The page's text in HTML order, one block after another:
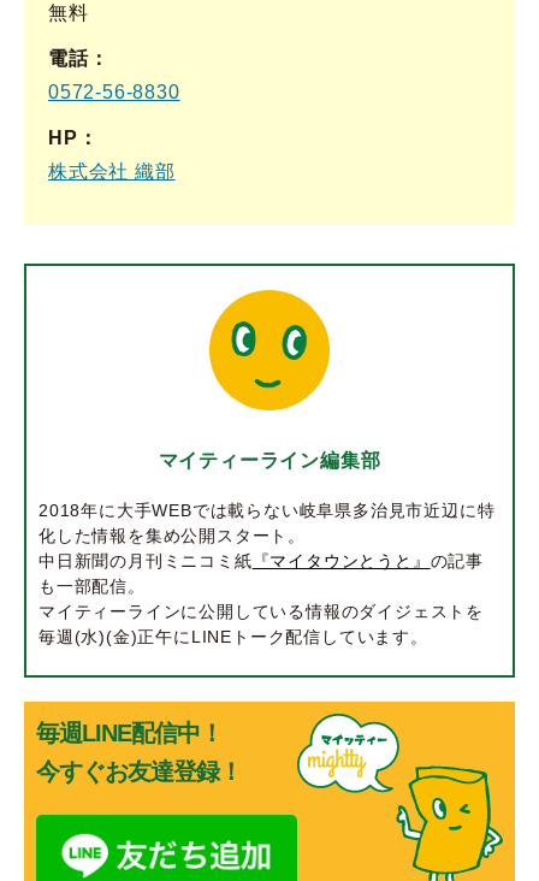
無料
電話
0572-56-8830
HP
株式会社 織部
マイティーライン編集部
2018年に大手WEBでは載らない岐阜県多治見市近辺に特
化した情報を集め公開スタート。
中日新聞の月刊ミニコミ紙 『マイタウンとうと』 の記事
も一部配信。
マイティーラインに公開している情報のダイジェストを
毎週(水)(金)正午にLINEトーク配信しています。
毎週LINE配信中！
今すぐお友達登録！